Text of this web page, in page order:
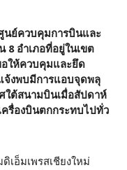
นย์ควบคุมการบินและ
8 อำเภอที่อยู่ในเขต
ให้ควบคุมและยึด
งพบมีการแอบจุดพลุ
ใต้สนามบินเมื่อสัปดาห์
ครื่องบินตกกระทบไปทั่ว
เอ็มเพรสเชียงใหม่